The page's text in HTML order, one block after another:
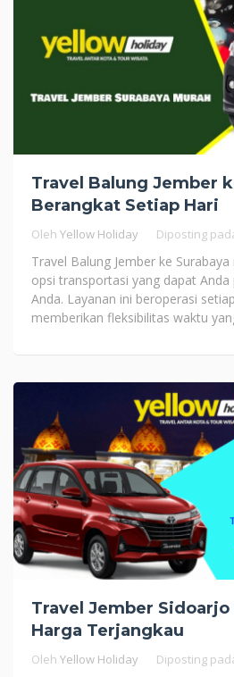
Travel Balung Jember
Berangkat Setiap Hari
Oleh Yellow Holiday Diposting
Travel Balung Jember ke
opsi transportasi yang dapat
Anda. Layanan ini beroperasi
memberikan fleksibilitas waktu
Travel Jember
Harga Terjangkau
Oleh Yellow Holiday Diposting